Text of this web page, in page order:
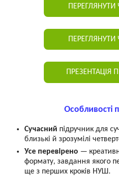
ПЕРЕГЛЯНУТИ
ПЕРЕГЛЯНУТИ
ПРЕЗЕНТАЦІЯ
Особливості
Сучасний підручник для
близькі й зрозумілі
Усе перевірено —
формату, завдання якого
ще з перших кроків НУШ.